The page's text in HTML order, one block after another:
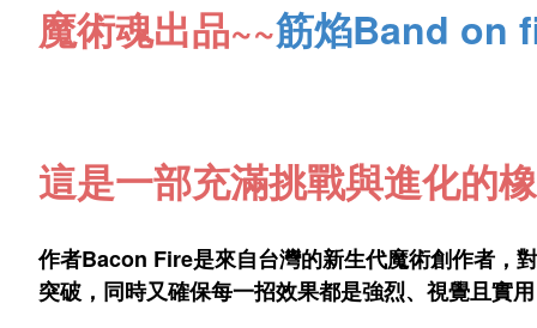
魔術魂出品~~筋焰Band on
這是一部充滿挑戰與進化的
作者Bacon Fire是來自台灣的新生代魔術創作者，
突破，同時又確保每一招效果都是強烈、視覺且實